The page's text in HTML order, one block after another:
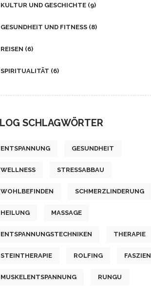
KULTUR UND GESCHICHTE (9)
GESUNDHEIT UND FITNESS (8)
REISEN (6)
SPIRITUALITÄT (6)
SCHLAGWÖRTER
ENTSPANNUNG GESUNDHEIT
WELLNESS STRESSABBAU
WOHLBEFINDEN SCHMERZLINDERUNG
HEILUNG MASSAGE
ENTSPANNUNGSTECHNIKEN THERAPIE
STEINTHERAPIE ROLFING FASZIEN
MUSKELENTSPANNUNG RUNGU